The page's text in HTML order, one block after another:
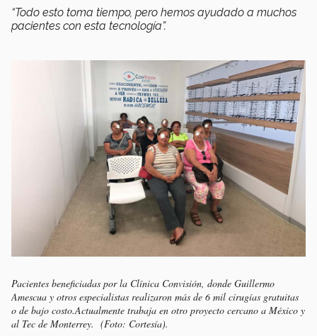
“Todo esto toma tiempo, pero hemos ayudado a muchos
pacientes con esta tecnología”.
Pacientes beneficiadas por la Clínica Convisión, donde Guillermo
Amescua y otros especialistas realizaron más de 6 mil cirugías gratuitas
o de bajo costo.Actualmente trabaja en otro proyecto cercano a México y
al Tec de Monterrey. (Foto: Cortesía).